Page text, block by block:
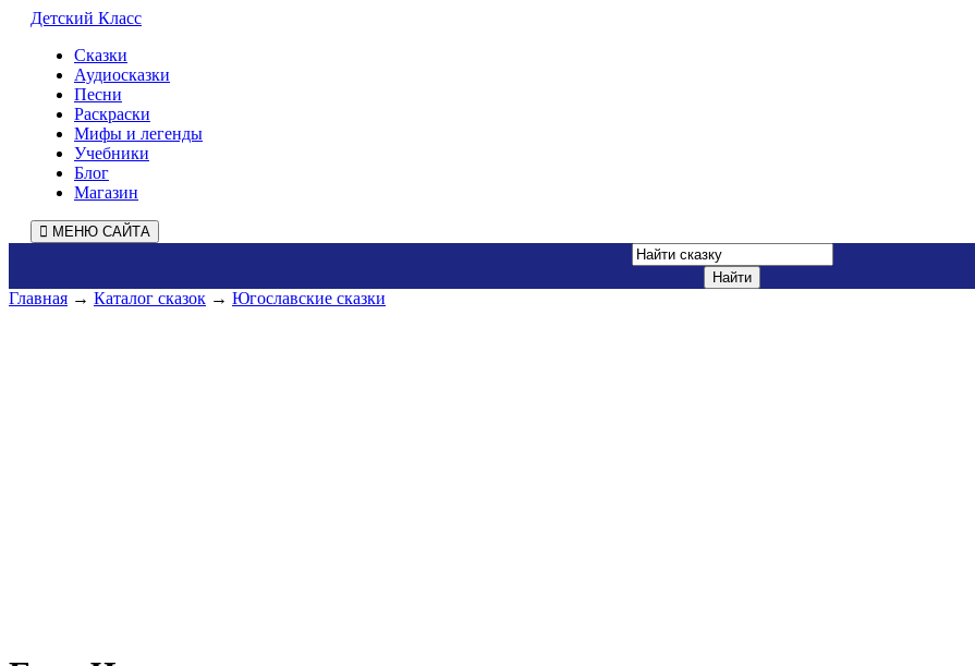
Детский Класс
Сказки
Аудиосказки
Песни
Раскраски
Мифы и легенды
Учебники
Блог
Магазин
МЕНЮ САЙТА
Главная → Каталог сказок → Югославские сказки